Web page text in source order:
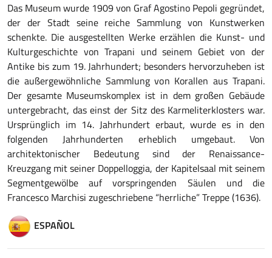
Das Museum wurde 1909 von Graf Agostino Pepoli gegründet,
der der Stadt seine reiche Sammlung von Kunstwerken
schenkte. Die ausgestellten Werke erzählen die Kunst- und
Kulturgeschichte von Trapani und seinem Gebiet von der
Antike bis zum 19. Jahrhundert; besonders hervorzuheben ist
die außergewöhnliche Sammlung von Korallen aus Trapani.
Der gesamte Museumskomplex ist in dem großen Gebäude
untergebracht, das einst der Sitz des Karmeliterklosters war.
Ursprünglich im 14. Jahrhundert erbaut, wurde es in den
folgenden Jahrhunderten erheblich umgebaut. Von
architektonischer Bedeutung sind der Renaissance-
Kreuzgang mit seiner Doppelloggia, der Kapitelsaal mit seinem
Segmentgewölbe auf vorspringenden Säulen und die
Francesco Marchisi zugeschriebene “herrliche” Treppe (1636).
ESPAÑOL